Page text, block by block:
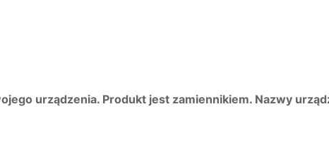
urządzenia. Produkt jest zamiennikiem. Nazwy